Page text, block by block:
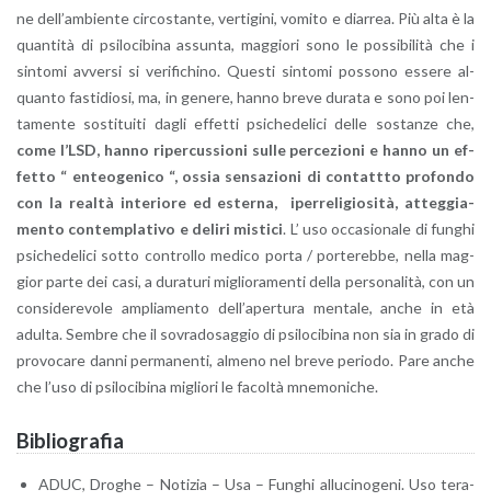
ne del­l’am­bien­te cir­co­stan­te, ver­ti­gi­ni, vo­mi­to e diar­rea. Più alta è la
quan­ti­tà di psi­lo­ci­bi­na as­sun­ta, mag­gio­ri sono le pos­si­bi­li­tà che i
sin­to­mi av­ver­si si ve­ri­fi­chi­no. Que­sti sin­to­mi pos­so­no es­se­re al­
quan­to fa­sti­dio­si, ma, in ge­ne­re, hanno breve du­ra­ta e sono poi len­
ta­men­te so­sti­tui­ti dagli ef­fet­ti psi­che­de­li­ci delle so­stan­ze che,
come l’LSD, hanno ri­per­cus­sio­ni sulle per­ce­zio­ni e hanno un ef­
fet­to “ en­teo­ge­ni­co “, ossia sen­sa­zio­ni di con­tatt­to pro­fon­do
con la real­tà in­te­rio­re ed ester­na, iper­re­li­gio­si­tà, at­teg­gia­
men­to con­tem­pla­ti­vo e de­li­ri mi­sti­ci. L’ uso oc­ca­sio­na­le di fun­ghi
psi­che­de­li­ci sotto con­trol­lo me­di­co porta / por­te­reb­be, nella mag­
gior parte dei casi, a du­ra­tu­ri mi­glio­ra­men­ti della per­so­na­li­tà, con un
con­si­de­re­vo­le am­plia­men­to del­l’a­per­tu­ra men­ta­le, anche in età
adul­ta. Sem­bre che il so­vra­do­sag­gio di psi­lo­ci­bi­na non sia in grado di
pro­vo­ca­re danni per­ma­nen­ti, al­me­no nel breve pe­rio­do. Pare anche
che l’uso di psi­lo­ci­bi­na mi­glio­ri le fa­col­tà mne­mo­ni­che.
Bi­blio­gra­fia
ADUC, Dro­ghe – No­ti­zia – Usa – Fun­ghi al­lu­ci­no­ge­ni. Uso te­ra­